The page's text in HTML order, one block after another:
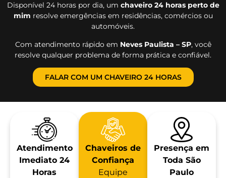
Disponível 24 horas por dia, um chaveiro 24 horas perto de
mim resolve emergências em residências, comércios ou
automóveis.
Com atendimento rápido em Neves Paulista – SP, você
resolve qualquer problema de forma prática e confiável.
FALAR COM UM CHAVEIRO 24 HORAS
Atendimento
Imediato 24
Horas
Chaveiros de
Confiança
Equipe
Presença em
Toda São
Paulo